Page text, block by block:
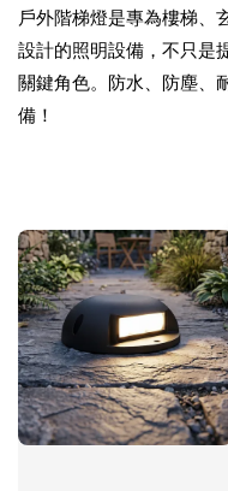
戶外階梯燈是專為樓梯、
設計的照明設備，不只是
關鍵角色。防水、防塵、
備！